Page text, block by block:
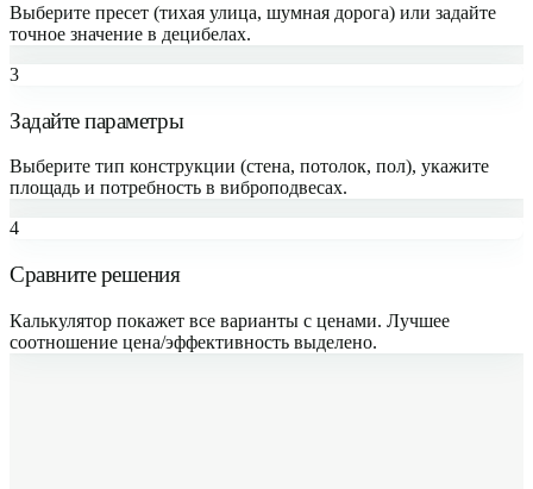
Выберите пресет (тихая улица, шумная дорога) или задайте
точное значение в децибелах.
3
Задайте параметры
Выберите тип конструкции (стена, потолок, пол), укажите
площадь и потребность в виброподвесах.
4
Сравните решения
Калькулятор покажет все варианты с ценами. Лучшее
соотношение цена/эффективность выделено.